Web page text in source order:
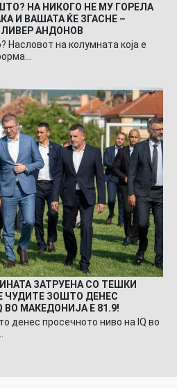
НА НИКОГО НЕ МУ ГОРЕЛА
И ВАШАТА ЌЕ ЗГАСНЕ –
АНДОНОВ
на колумната која е
ЗАТРУЕНА СО ТЕШКИ
ЧУДИТЕ ЗОШТО ДЕНЕС
ВО МАКЕДОНИЈА Е 81.9!
денес просечното ниво на IQ во